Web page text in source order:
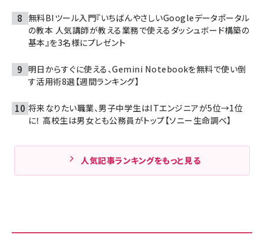
無料BIツール入門『いちばんやさしいGoogleデータポータル
の教本 人気講師が教える業務で使えるダッシュボード構築の
基本』を3名様にプレゼント
明日からすぐに使える、Gemini Notebookを無料で使い倒
す活用術8選【週間ランキング】
将来なりたい職業、男子中学生はITエンジニアが5位→1位
に！ 高校生は男女とも公務員がトップ【ソニー生命調べ】
人気記事ランキングをもっと見る